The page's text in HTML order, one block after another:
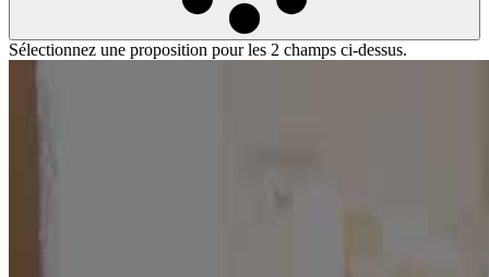
Sélectionnez une proposition pour les 2 champs ci-dessus.